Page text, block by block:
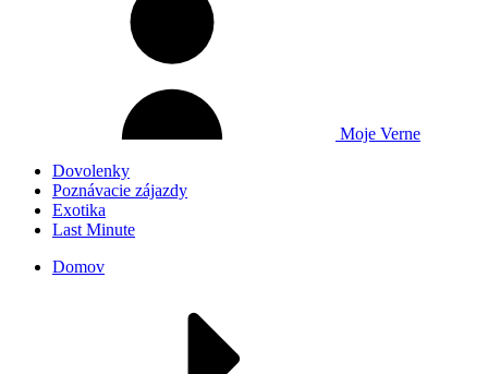
Moje Verne
Dovolenky
Poznávacie zájazdy
Exotika
Last Minute
Domov